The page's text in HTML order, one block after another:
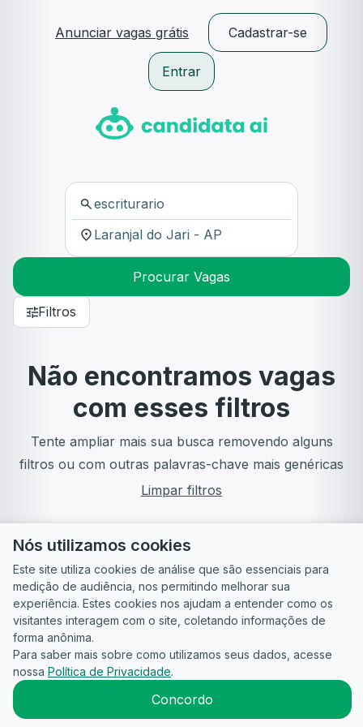
Anunciar vagas grátis Cadastrar-se
Entrar
Procurar Vagas
Filtros
Não encontramos vagas
com esses filtros
Tente ampliar mais sua busca removendo alguns
filtros ou com outras palavras-chave mais genéricas
Limpar filtros
Guia do
Candidato
Para
empresas
Política de
Privacidade
Termos
2026CandidataAI
Nós utilizamos cookies
Este site utiliza cookies de análise que são essenciais para
medição de audiência, nos permitindo melhorar sua
experiência. Estes cookies nos ajudam a entender como os
visitantes interagem com o site, coletando informações de
forma anônima.
Para saber mais sobre como utilizamos seus dados, acesse
nossa Política de Privacidade.
Concordo